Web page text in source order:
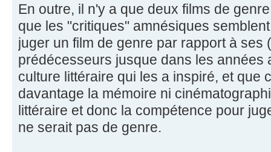
En outre, il n'y a que deux films de
que les "critiques" amnésiques
juger un film de genre par rapport à ses
prédécesseurs jusque dans les années
culture littéraire qui les a inspiré, et que
davantage la mémoire ni
littéraire et donc la compétence pour
ne serait pas de genre.